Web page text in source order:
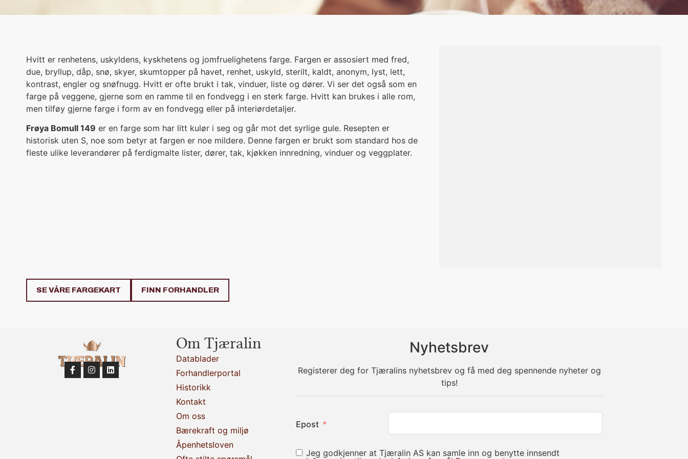
Hvitt er renhetens, uskyldens, kyskhetens og jomfruelighetens farge. Fargen er assosiert med fred,
due, bryllup, dåp, snø, skyer, skumtopper på havet, renhet, uskyld, sterilt, kaldt, anonym, lyst, lett,
kontrast, engler og snøfnugg. Hvitt er ofte brukt i tak, vinduer, liste og dører. Vi ser det også som en
farge på veggene, gjerne som en ramme til en fondvegg i en sterk farge. Hvitt kan brukes i alle rom,
men tilføy gjerne farge i form av en fondvegg eller på interiørdetaljer.
Frøya Bomull 149 er en farge som har litt kulør i seg og går mot det syrlige gule. Resepten er
historisk uten S, noe som betyr at fargen er noe mildere. Denne fargen er brukt som standard hos de
fleste ulike leverandører på ferdigmalte lister, dører, tak, kjøkken innredning, vinduer og veggplater.
SE VÅRE FARGEKART FINN FORHANDLER
Om Tjæralin
Datablader
Forhandlerportal
Historikk
Kontakt
Om oss
Bærekraft og miljø
Åpenhetsloven
Nyhetsbrev
Registerer deg for Tjæralins nyhetsbrev og få med deg spennende nyheter og
tips!
Epost
Jeg godkjenner at Tjæralin AS kan samle inn og benytte innsendt